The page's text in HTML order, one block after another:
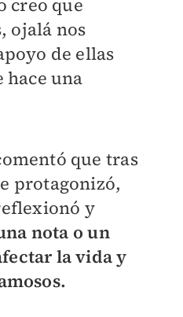
creo que
ojalá nos
de ellas
hace una
que tras
protagonizó,
y
nota o un
la vida y